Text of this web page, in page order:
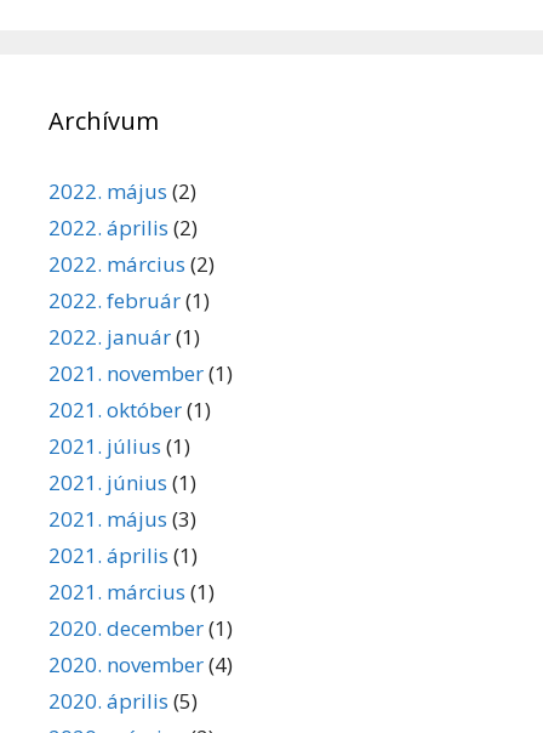
Archívum
2022. május (2)
2022. április (2)
2022. március (2)
2022. február(1)
2022. január(1)
2021. november(1)
2021. október(1)
2021. július (1)
2021. június (1)
2021. május (3)
2021. április (1)
2021. március (1)
2020. december(1)
2020. november(4)
2020. április (5)